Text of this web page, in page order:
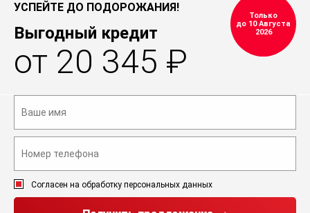
УСПЕЙТЕ ДО ПОДОРОЖАНИЯ!
Выгодный кредит
от 20 345 ₽
Только
до 10 Августа
2026
Согласен на обработку персональных данных